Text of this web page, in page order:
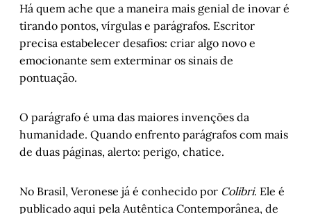
por Helena Terra
A honestidade de desistir, por Carlos André
Moreira
Romance de Sandro Veronesi reinventa o
tema do primeiro beijo
Há quem ache que a maneira mais genial de inovar é
tirando pontos, vírgulas e parágrafos. Escritor
precisa estabelecer desafios: criar algo novo e
emocionante sem exterminar os sinais de
pontuação.
O parágrafo é uma das maiores invenções da
humanidade. Quando enfrento parágrafos com mais
de duas páginas, alerto: perigo, chatice.
No Brasil, Veronese já é conhecido por Colibri. Ele é
publicado aqui pela Autêntica Contemporânea, de